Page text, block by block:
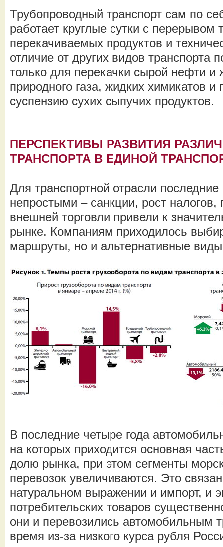
Трубопроводный транспорт сам по
работает круглые сутки с перерывом
перекачиваемых продуктов и
отличие от других видов транспорта
только для перекачки сырой нефти и
природного газа, жидких химикатов
суспензию сухих сыпучих продуктов.
ПЕРСПЕКТИВЫ РАЗВИТИЯ
ТРАНСПОРТА В ЕДИНОЙ
Для транспортной отрасли
непростыми – санкции, рост
внешней торговли привели к
рынке. Компаниям приходилось
маршруты, но и альтернативные виды
В последние четыре года
на которых приходится основная
долю рынка, при этом сегменты
перевозок увеличиваются. Это
натуральном выражении и импорт, и
потребительских товаров
они и перевозились автомобильным
время из-за низкого курса рубля